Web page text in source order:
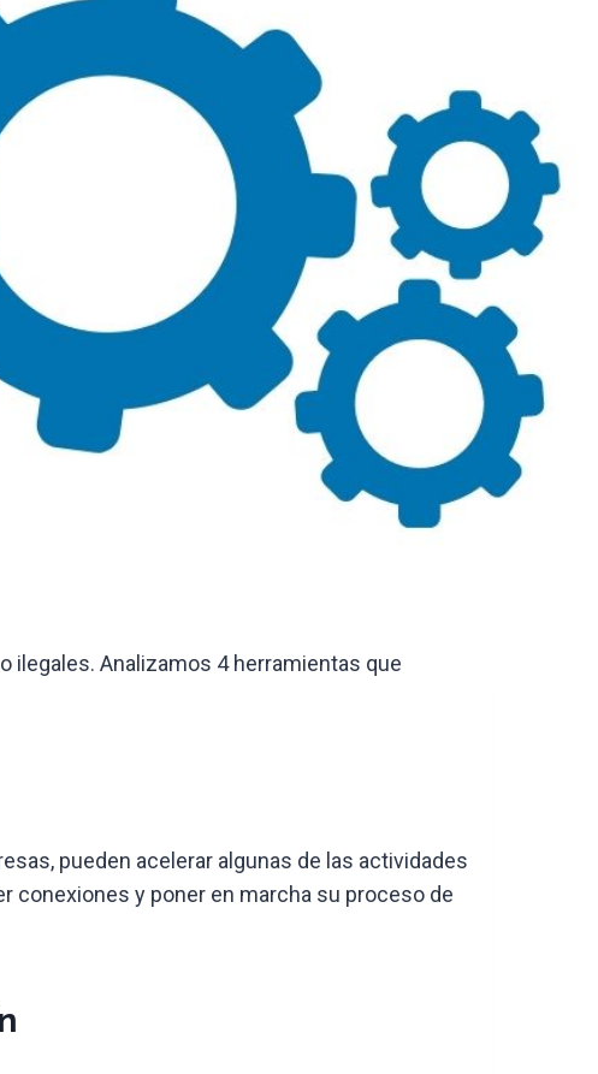
ilegales. Analizamos 4 herramientas que
pueden acelerar algunas de las actividades
conexiones y poner en marcha su proceso de